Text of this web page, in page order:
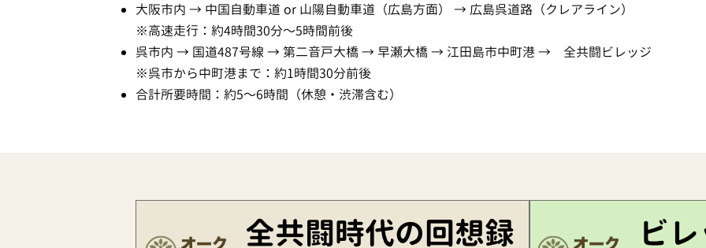
大阪市内 → 中国自動車道 or 山陽自動車道（広島方面） → 広島呉道路（クレアライン）
※高速走行：約4時間30分〜5時間前後
呉市内 → 国道487号線 → 第二音戸大橋 → 早瀬大橋 → 江田島市中町港 → 全共闘ビレッジ
※呉市から中町港まで：約1時間30分前後
合計所要時間：約5〜6時間（休憩・渋滞含む）